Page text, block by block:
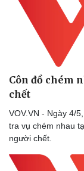
Côn đồ chém
chết
VOV.VN - Ngày 4/
tra vụ chém nhau
người chết.